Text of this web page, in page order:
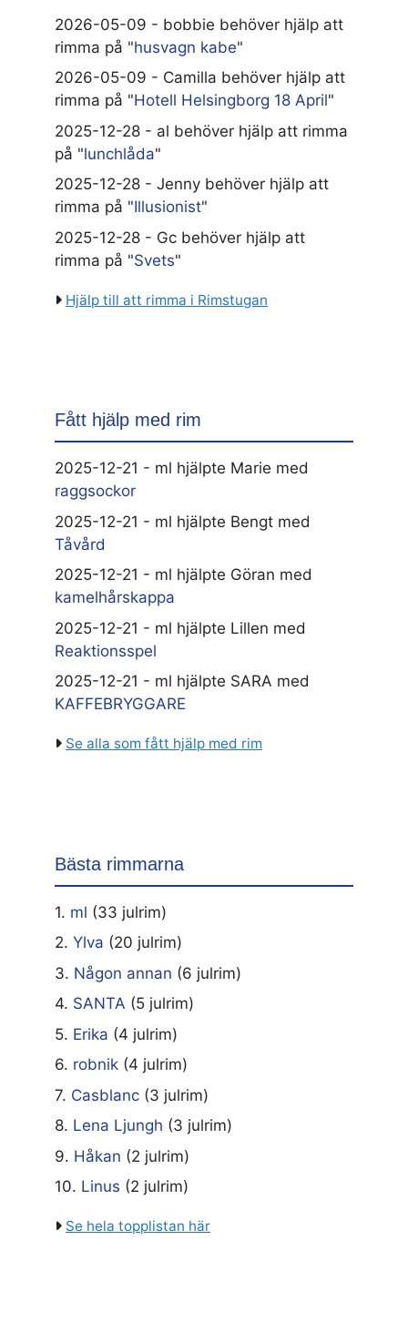
2026-05-09 - bobbie behöver hjälp att
rimma på "husvagn kabe"
2026-05-09 - Camilla behöver hjälp att
rimma på "Hotell Helsingborg 18 April"
2025-12-28 - al behöver hjälp att rimma
på "lunchlåda"
2025-12-28 - Jenny behöver hjälp att
rimma på "Illusionist"
2025-12-28 - Gc behöver hjälp att
rimma på "Svets"
Hjälp till att rimma i Rimstugan
Fått hjälp med rim
2025-12-21 - ml hjälpte Marie med
raggsockor
2025-12-21 - ml hjälpte Bengt med
Tåvård
2025-12-21 - ml hjälpte Göran med
kamelhårskappa
2025-12-21 - ml hjälpte Lillen med
Reaktionsspel
2025-12-21 - ml hjälpte SARA med
KAFFEBRYGGARE
Se alla som fått hjälp med rim
Bästa rimmarna
1. ml (33 julrim)
2. Ylva (20 julrim)
3. Någon annan (6 julrim)
4. SANTA (5 julrim)
5. Erika (4 julrim)
6. robnik (4 julrim)
7. Casblanc (3 julrim)
8. Lena Ljungh (3 julrim)
9. Håkan (2 julrim)
10. Linus (2 julrim)
Se hela topplistan här